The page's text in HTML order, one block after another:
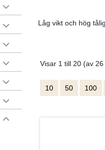
Låg vikt och hög
Visar 1 till 20 (av
10 50 100